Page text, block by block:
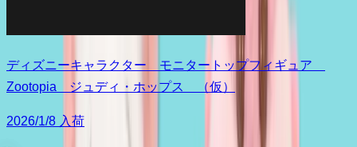
ディズニーキャラクター モニタートップフィギュア
Zootopia ジュディ・ホップス （仮）
2026/1/8 入荷